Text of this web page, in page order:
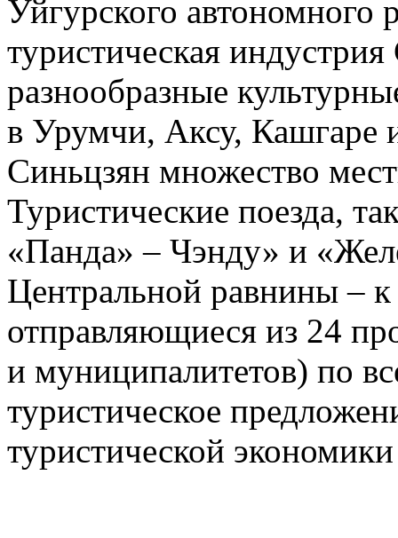
Уйгурского автономного
туристическая
разнообразные
в Урумчи, Аксу, Кашгаре
Синьцзян множество
Туристические поезда,
«Панда» – Чэнду» и
Центральной равнины –
отправляющиеся из 24
и муниципалитетов) по
туристическое
туристической